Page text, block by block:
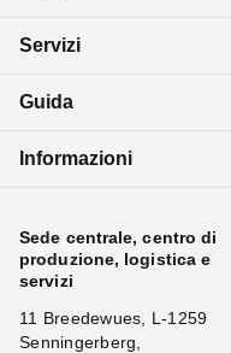
Servizi
Guida
Informazioni
Sede centrale, centro di
produzione, logistica e
servizi
11 Breedewues, L-1259
Senningerberg,